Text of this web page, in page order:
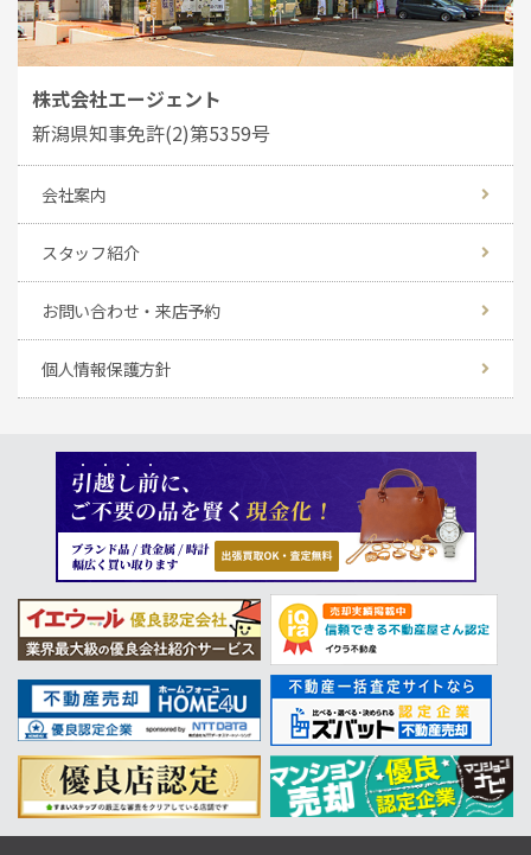
株式会社エージェント
新潟県知事免許(2)第5359号
会社案内
スタッフ紹介
お問い合わせ・来店予約
個人情報保護方針